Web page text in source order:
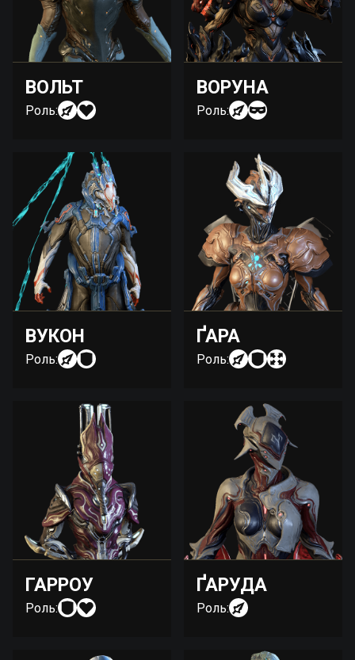
ВОЛЬТ
Роль:
ВОРУНА
Роль:
ВУКОН
Роль:
ҐАРА
Роль:
ГАРРОУ
Роль:
ҐАРУДА
Роль: